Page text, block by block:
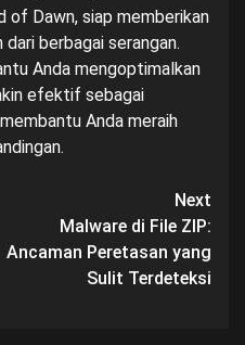
of Dawn, siap memberikan
berbagai serangan.
Anda mengoptimalkan
efektif sebagai
Anda meraih
Next
Malware di File ZIP:
Ancaman Peretasan yang
Sulit Terdeteksi